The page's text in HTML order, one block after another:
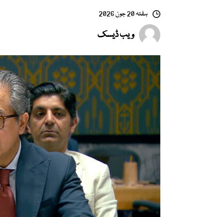
ہفتہ 20 جون 2026
ویب ڈیسک